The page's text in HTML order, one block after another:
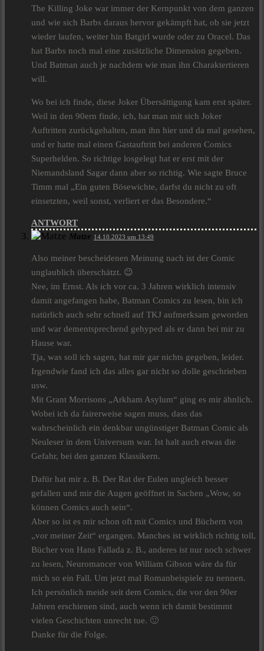
The Killing Joke war immer der Kernpunkt von dem ganzen
und wie sich Barbs daraus hervor gekämpft hat, ob sie jetzt
wieder laufen, weiter hin Batgirl wurde oder zu Oracel. Das
hat Barbs noch mal eine zusätzliche Dimension gegeben.
Und Batman auch je nachdem wie man ihn Charaktertieren
will.
Wo bei ich finde, diese Joker Übersättigung kam erst später.
Weil in den 90ern finde, ich, hat man mit sich Joker
Auftritten zurückgehalten, man ihn hier und da mal gesehen,
und er hatte mal einen Gastauftritt bei anderen Comics
Superhelden. So richtige losgelegt hat er erst mit der
Niemandsland Sagar dann aber so richtig. Wie sagte Bruce
Timm mal „Ein guten Bösewichte, darfst du nicht zu oft
einsetzten, weil sonst, verliert er das Besondere.“
ANTWORT
Matze 14.10.2023 um 13:49
Also meiner bescheidenen Meinung nach ist der Comic
unglaublich überschätzt. 😉
Nee, im Ernst. Als ich vor ca. 3 Jahren wirklich intensiv
damit angefangen habe, Batman Comics zu lesen, bin ich
natürlich auch sehr schnell auf TKJ aufmerksam geworden
und war dementsprechend gehyped als er dann bei mir zu
Hause war.
Tja, was soll ich sagen, hat mir gar nichts gegeben, leider.
Irgendwie fand ich das alles gar nicht so dolle geschrieben
usw.
Mit Grant Morrisons „Arkham Asylum“ ging es mir ähnlich.
Wobei ich da fairerweise sagen muss, dass das
wahrscheinlich ein denkbar ungünstiger Batman Comic als
Neuleser in dem Universum war. Ist halt auch etwas die
Gefahr, bei den ganzen Klassikern.
Dafür hat mir z. B. Der Rat der Eulen ungleich besser
gefallen und mir die Augen geöffnet in Sachen „Wow, so
können Comics auch sein“.
Aber so ist es mir schon oft mit Comics und Büchern von
„vor meiner Zeit“ ergangen. Manches ist wirklich richtig toll,
Bücher von Hans Fallada z. B., anderes ist nur noch schwer
zu lesen, Neuromancer von William Gibson wäre da für
mich so ein Fall. Um jetzt mal Romanbeispiele zu nennen.
Ich persönlich meide seit dem Comics, die vor den 90er
Jahren erschienen sind, auch wenn ich damit bestimmt
vielen Geschichten unrecht tue. 🙂
Danke für die Folge.